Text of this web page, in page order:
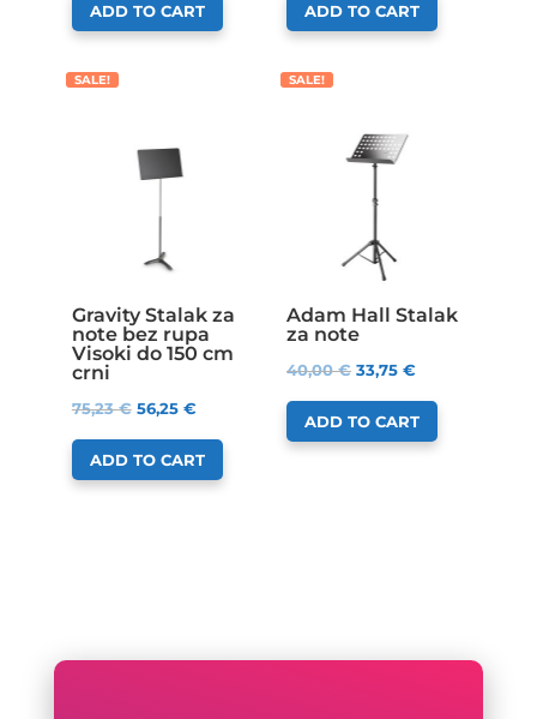
ADD TO CART ADD TO CART
SALE!
Gravity Stalak za
note bez rupa
Visoki do 150 cm
crni
75,23€ 56,25 €
ADD TO CART
SALE!
Adam Hall Stalak
za note
40,00€ 33,75 €
ADD TO CART